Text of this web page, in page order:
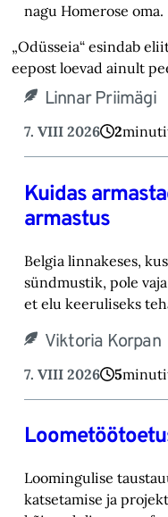
nagu Homerose oma.‎
„Odüsseia“ esindab
eepost loevad ainult
Linnar Priimägi
7. VIII 2026 2
Kuidas
armastus
Belgia linnakeses,
sündmustik, pole
et elu keeruliseks
Viktoria Korpan
7. VIII 2026 5
Loomingulise
katsetamise ja